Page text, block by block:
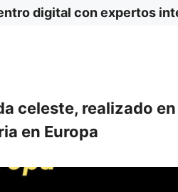
digital con expertos
celeste, realizado en
en Europa